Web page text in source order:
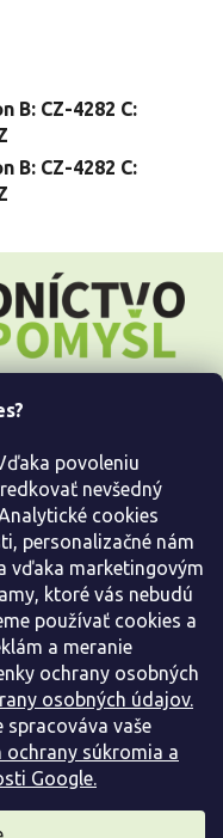
povoleniu
nevšedný
cookies
personalizačné nám
vďaka marketingovým
ktoré vás nebudú
používať cookies a
a meranie
ochrany osobných
osobných údajov.
vaše
ochrany súkromia a
Google.
B: CZ-4282 C:
B: CZ-4282 C: